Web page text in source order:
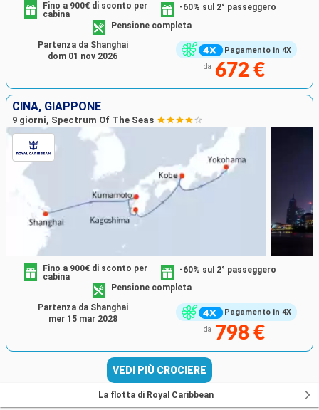
Pagamento in 4X
Fino a 900€ di sconto per
cabina
-60% sul 2° passeggero
Pensione completa
da 672 €
Partenza da Shanghai
dom 01 nov 2026
CINA, GIAPPONE
9 giorni, Spectrum Of The Seas
Pagamento in 4X
Fino a 900€ di sconto per
cabina
-60% sul 2° passeggero
Pensione completa
da 798 €
Partenza da Shanghai
mer 15 mar 2028
VEDI PIÙ CROCIERE
La flotta di Royal Caribbean